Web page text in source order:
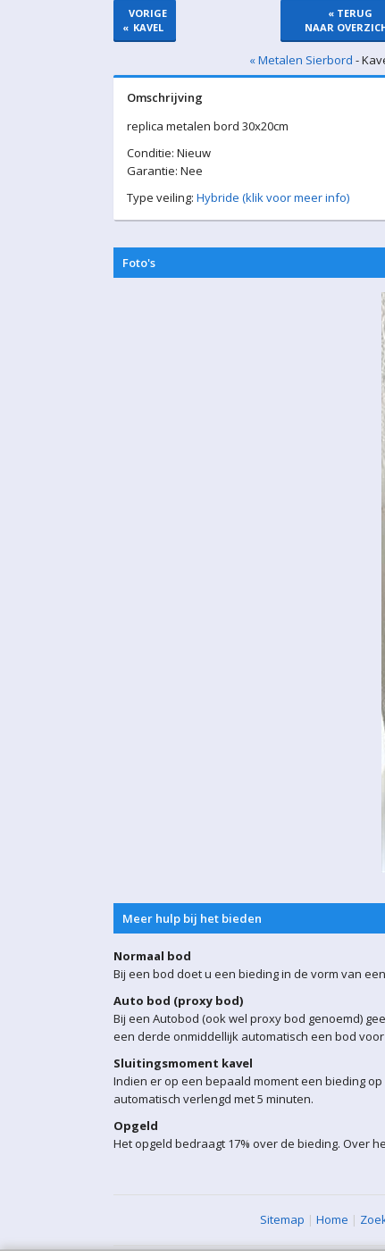
«
VORIGE
KAVEL
« TERUG
NAAR
« Metalen Sierbord -
Omschrijving
replica metalen bord 30x20cm
Conditie: Nieuw
Garantie: Nee
Type veiling: Hybride (klik voor meer info)
Foto's
Meer hulp bij het bieden
Normaal bod
Bij een bod doet u een bieding in de vorm van
Auto bod (proxy bod)
Bij een Autobod (ook wel proxy bod genoemd)
een derde onmiddellijk automatisch een bod
Sluitingsmoment kavel
Indien er op een bepaald moment een bieding
automatisch verlengd met 5 minuten.
Opgeld
Het opgeld bedraagt 17% over de bieding. Over
Sitemap | Home |